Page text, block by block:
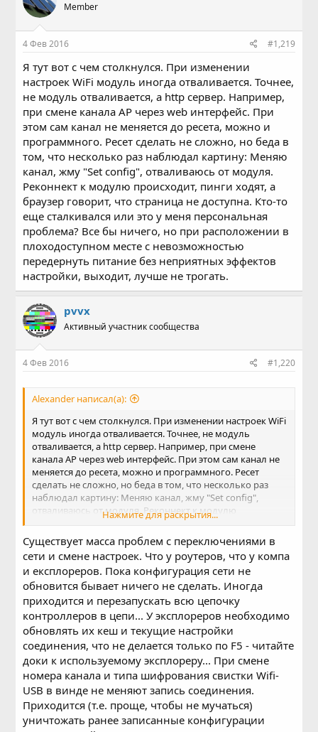
Member
4 Фев 2016 #1,219
Я тут вот с чем столкнулся. При изменении
настроек WiFi модуль иногда отваливается. Точнее,
не модуль отваливается, а http сервер. Например,
при смене канала AP через web интерфейс. При
этом сам канал не меняется до ресета, можно и
программного. Ресет сделать не сложно, но беда в
том, что несколько раз наблюдал картину: Меняю
канал, жму "Set config", отваливаюсь от модуля.
Реконнект к модулю происходит, пинги ходят, а
браузер говорит, что страница не доступна. Кто-то
еще сталкивался или это у меня персональная
проблема? Все бы ничего, но при расположении в
плоходоступном месте с невозможностью
передернуть питание без неприятных эффектов
настройки, выходит, лучше не трогать.
pvvx
Активный участник сообщества
4 Фев 2016 #1,220
Alexander написал(а):
Я тут вот с чем столкнулся. При изменении настроек WiFi
модуль иногда отваливается. Точнее, не модуль
отваливается, а http сервер. Например, при смене
канала AP через web интерфейс. При этом сам канал не
меняется до ресета, можно и программного. Ресет
сделать не сложно, но беда в том, что несколько раз
наблюдал картину: Меняю канал, жму "Set config",
отваливаюсь от модуля. Реконнект к модулю
происходит, пинги ходят, а браузер говорит, что
страница не доступна. Кто-то еще сталкивался или это у
меня персональная проблема? Все бы ничего, но при
расположении в плоходоступном месте с
невозможностью передернуть питание без неприятных
эффектов настройки, выходит, лучше не трогать.
Нажмите для раскрытия...
Существует масса проблем с переключениями в
сети и смене настроек. Что у роутеров, что у компа
и експлореров. Пока конфигурация сети не
обновится бывает ничего не сделать. Иногда
приходится и перезапускать всю цепочку
контроллеров в цепи... У эксплореров необходимо
обновлять их кеш и текущие настройки
соединения, что не делается только по F5 - читайте
доки к используемому эксплореру... При смене
номера канала и типа шифрования свистки Wifi-
USB в винде не меняют запись соединения.
Приходится (т.е. проще, чтобы не мучаться)
уничтожать ранее записанные конфигурации